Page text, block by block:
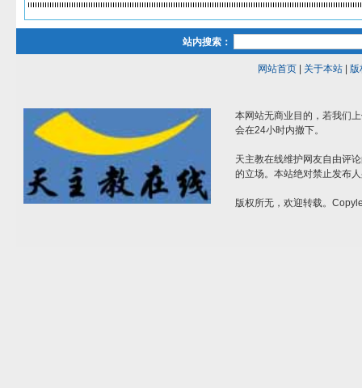
站内搜索：
网站首页| 关于本站| 版
本网站无商业目的，若我们
会在24小时内撤下。
天主教在线维护网友自由评
的立场。本站绝对禁止发布
版权所无，欢迎转载。